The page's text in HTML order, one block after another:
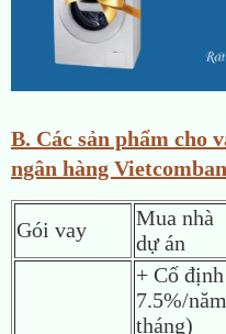
B. Các sản phẩm cho
ngân hàng
Gói vay
Mua nhà
dự án
+ Cố
7.5%/
tháng)